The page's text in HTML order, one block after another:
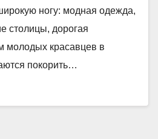
ногу: модная одежда,
столицы, дорогая
молодых красавцев в
покорить…